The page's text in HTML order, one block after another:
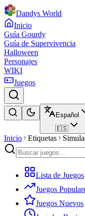
Dandys World
Inicio
Guía Gourdy
Guía de Supervivencia
Halloween
Personajes
WIKI
Juegos
Español
🇪🇸
Inicio Etiquetas
Lista de Juegos
Juegos
Juegos Nuevos